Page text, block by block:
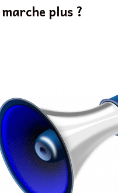
plus ?